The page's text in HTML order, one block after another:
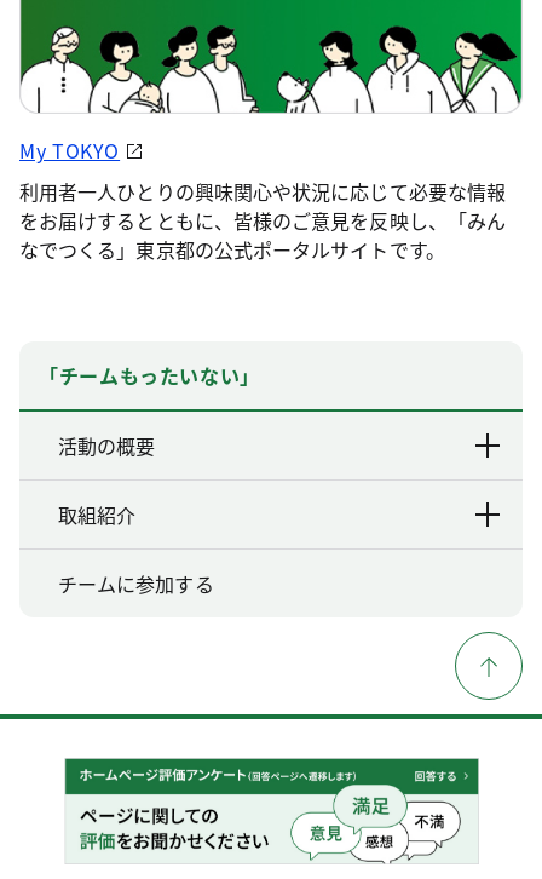
My TOKYO
利用者一人ひとりの興味関心や状況に応じて必要な情報
をお届けするとともに、皆様のご意見を反映し、「みん
なでつくる」東京都の公式ポータルサイトです。
「チームもったいない」
活動の概要
取組紹介
チームに参加する